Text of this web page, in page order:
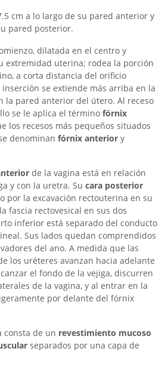
cm a lo largo de su pared anterior y
pared posterior.
dilatada en el centro y
extremidad uterina; rodea la porción
a corta distancia del orificio
se extiende más arriba en la
la pared anterior del útero. Al receso
se le aplica el término fórnix
los recesos más pequeños situados
denominan fórnix anterior y
de la vagina está en relación
y con la uretra. Su cara posterior
por la excavación rectouterina en su
fascia rectovesical en sus dos
inferior está separado del conducto
Sus lados quedan comprendidos
del ano. A medida que las
los uréteres avanzan hacia adelante
el fondo de la vejiga, discurren
de la vagina, y al entrar en la
por delante del fórnix
consta de un revestimiento mucoso
separados por una capa de